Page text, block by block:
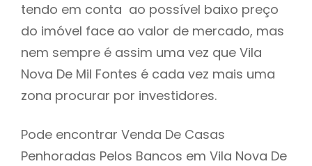
tendo em conta ao possível baixo preço
do imóvel face ao valor de mercado, mas
nem sempre é assim uma vez que Vila
Nova De Mil Fontes é cada vez mais uma
zona procurar por investidores.
Pode encontrar Venda De Casas
Penhoradas Pelos Bancos em Vila Nova De